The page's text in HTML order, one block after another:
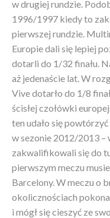
w drugiej rundzie.
1996/1997 kiedy to
pierwszej rundzie.
Europie dali się lepiej
dotarli do 1/32 finału.
aż jedenaście lat. W
Vive dotarło do 1/8
ścisłej czołówki
ten udało się
w sezonie 2012/2013 –
zakwalifikowali się do
pierwszym meczu
Barcelony. W meczu o
okolicznościach
i mógł się cieszyć ze